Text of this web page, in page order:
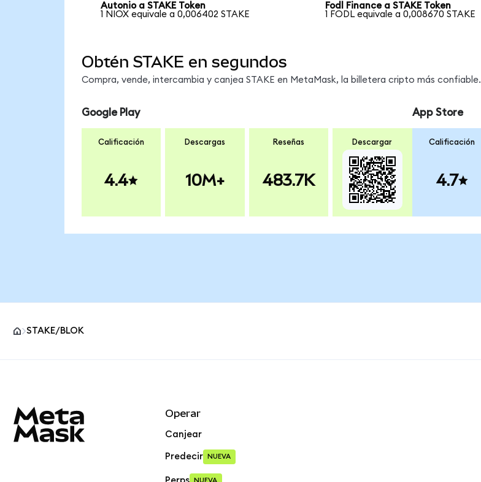
Autonio a STAKE Token
1 NIOX equivale a 0,006402 STAKE
Fodl Finance a STAKE Token
1 FODL equivale a 0,008670 STAKE
Obtén STAKE en segundos
Compra, vende, intercambia y canjea STAKE en MetaMask, la billetera cripto más confiable.
Google Play
Calificación
4.4
Descargas
10M+
Reseñas
483.7K
Descargar
App Store
Calificación
4.7
STAKE/BLOK
Operar
Canjear
Predecir NUEVA
NUEVA